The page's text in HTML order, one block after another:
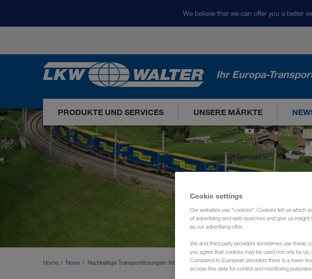
We believe that we can offer you a better
Ihr Europa-
PRODUKTE UND SERVICES UNSERE MÄRKTE
Home News Nachhaltige Transportlösungen: Interview mit Bernhard Haidacher
Cookie settings
Our websites use "cookies". Cookies tell us which
of advertising and web searches and give us
as our advertising offer.
We and third-party providers sometimes use these
you agree that cookies may be used not only by
Compared to European providers there is a lower
access this data for control and monitoring